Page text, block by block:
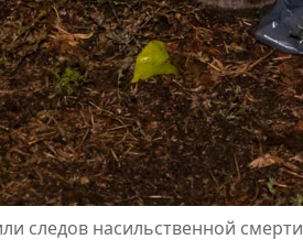
следов насильственной смерти